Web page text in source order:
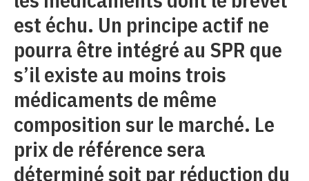
est échu. Un principe actif ne
pourra être intégré au SPR que
s’il existe au moins trois
médicaments de même
composition sur le marché. Le
prix de référence sera
déterminé soit par réduction du